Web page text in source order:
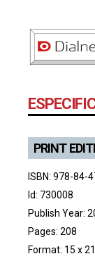
PRINT
ISBN: 978-84-
Id: 730008
Publish Year:
Pages: 208
Format: 15 x 21